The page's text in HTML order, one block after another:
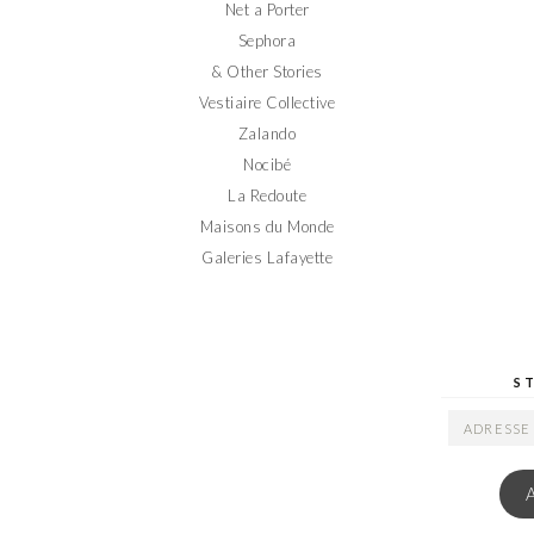
Net a Porter
Sephora
& Other Stories
Vestiaire Collective
Zalando
Nocibé
La Redoute
Maisons du Monde
Galeries Lafayette
ADRESSE